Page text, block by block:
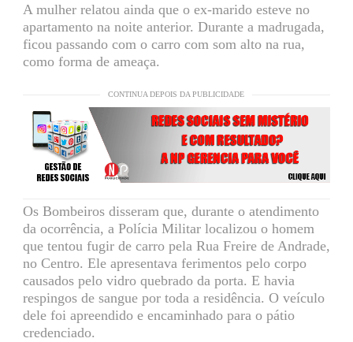
A mulher relatou ainda que o ex-marido esteve no
apartamento na noite anterior. Durante a madrugada,
ficou passando com o carro com som alto na rua,
como forma de ameaça.
CONTINUA DEPOIS DA PUBLICIDADE
Os Bombeiros disseram que, durante o atendimento
da ocorrência, a Polícia Militar localizou o homem
que tentou fugir de carro pela Rua Freire de Andrade,
no Centro. Ele apresentava ferimentos pelo corpo
causados pelo vidro quebrado da porta. E havia
respingos de sangue por toda a residência. O veículo
dele foi apreendido e encaminhado para o pátio
credenciado.